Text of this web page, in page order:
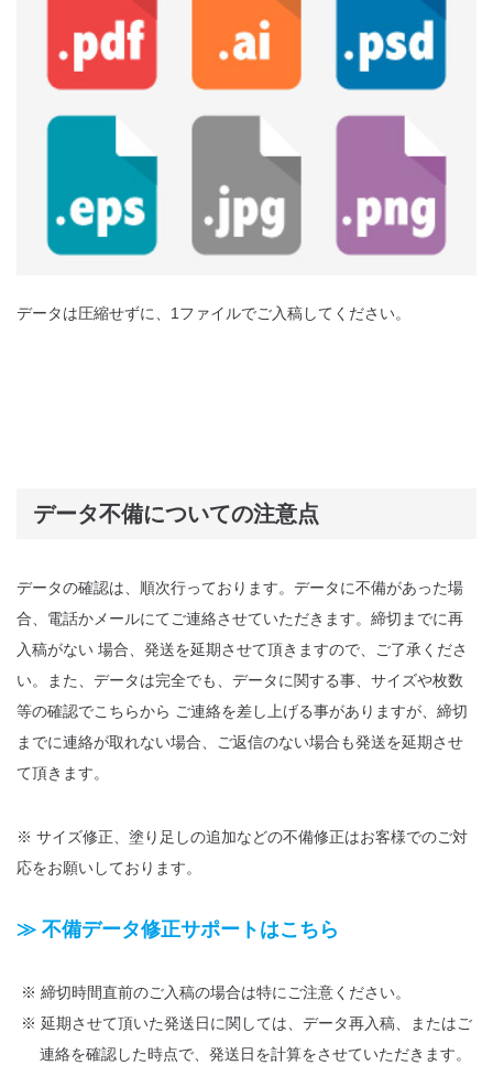
データは圧縮せずに、1ファイルでご入稿してください。
データ不備についての注意点
データの確認は、順次行っております。データに不備があった場
合、電話かメールにてご連絡させていただきます。締切までに再
入稿がない 場合、発送を延期させて頂きますので、ご了承くださ
い。また、データは完全でも、データに関する事、サイズや枚数
等の確認でこちらから ご連絡を差し上げる事がありますが、締切
までに連絡が取れない場合、ご返信のない場合も発送を延期させ
て頂きます。
※ サイズ修正、塗り足しの追加などの不備修正はお客様でのご対
応をお願いしております。
≫ 不備データ修正サポートはこちら
※ 締切時間直前のご入稿の場合は特にご注意ください。
※ 延期させて頂いた発送日に関しては、データ再入稿、またはご
連絡を確認した時点で、発送日を計算をさせていただきます。